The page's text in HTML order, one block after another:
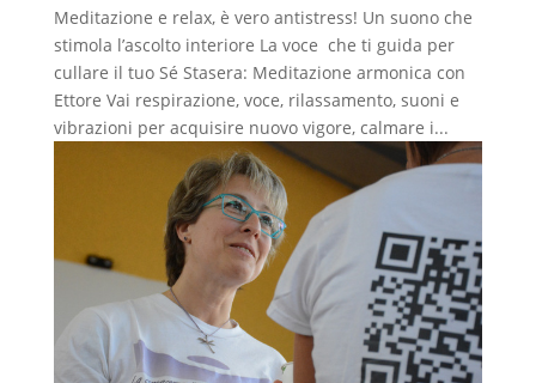
Meditazione e relax, è vero antistress! Un suono che
stimola l’ascolto interiore La voce che ti guida per
cullare il tuo Sé Stasera: Meditazione armonica con
Ettore Vai respirazione, voce, rilassamento, suoni e
vibrazioni per acquisire nuovo vigore, calmare i...